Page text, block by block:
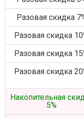
Разовая скидка
Разовая скидка
Разовая скидка
Разовая скидка
Накопительная
5%